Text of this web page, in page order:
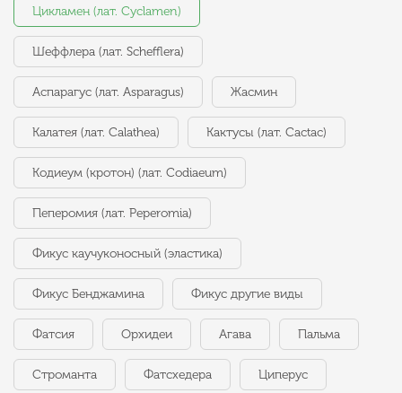
Цикламен (лат. Cyclamen)
Шеффлера (лат. Schefflera)
Аспарагус (лат. Asparagus) Жасмин
Калатея (лат. Calathea) Кактусы (лат. Cactac)
Кодиеум (кротон) (лат. Codiaeum)
Пеперомия (лат. Peperomia)
Фикус каучуконосный (эластика)
Фикус Бенджамина Фикус другие виды
Фатсия Орхидеи Агава Пальма
Строманта Фатсхедера Циперус